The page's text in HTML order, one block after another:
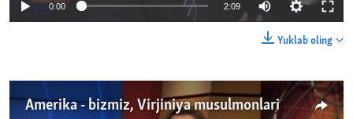
0:00 2:09
Yuklab oling
Amerika - bizmiz, Virjiniya musulmonlari